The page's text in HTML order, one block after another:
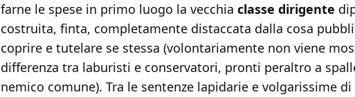
farne le spese in primo luogo la vecchia classe dirigente
costruita, finta, completamente distaccata dalla cosa
coprire e tutelare se stessa (volontariamente non viene
differenza tra laburisti e conservatori, pronti peraltro a
nemico comune). Tra le sentenze lapidarie e volgarissime